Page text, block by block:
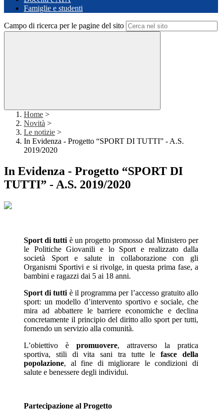
Famiglie e studenti
Campo di ricerca per le pagine del sito
Home >
Novità >
Le notizie >
In Evidenza - Progetto “SPORT DI TUTTI” - A.S.
2019/2020
In Evidenza - Progetto “SPORT DI
TUTTI” - A.S. 2019/2020
Sport di tutti è un progetto promosso dal Ministero per
le Politiche Giovanili e lo Sport e realizzato dalla
società Sport e salute in collaborazione con gli
Organismi Sportivi e si rivolge, in questa prima fase, a
bambini e ragazzi dai 5 ai 18 anni.
Sport di tutti è il programma per l’accesso gratuito allo
sport: un modello d’intervento sportivo e sociale, che
mira ad abbattere le barriere economiche e declina
concretamente il principio del diritto allo sport per tutti,
fornendo un servizio alla comunità.
L’obiettivo è promuovere, attraverso la pratica
sportiva, stili di vita sani tra tutte lefasce della
popolazione, al fine di migliorare le condizioni di
salute e benessere degli individui.
Partecipazione al Progetto